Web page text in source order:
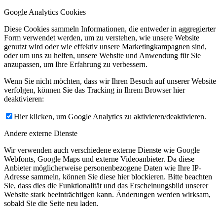
Google Analytics Cookies
Diese Cookies sammeln Informationen, die entweder in aggregierter
Form verwendet werden, um zu verstehen, wie unsere Website
genutzt wird oder wie effektiv unsere Marketingkampagnen sind,
oder um uns zu helfen, unsere Website und Anwendung für Sie
anzupassen, um Ihre Erfahrung zu verbessern.
Wenn Sie nicht möchten, dass wir Ihren Besuch auf unserer Website
verfolgen, können Sie das Tracking in Ihrem Browser hier
deaktivieren:
Hier klicken, um Google Analytics zu aktivieren/deaktivieren.
Andere externe Dienste
Wir verwenden auch verschiedene externe Dienste wie Google
Webfonts, Google Maps und externe Videoanbieter. Da diese
Anbieter möglicherweise personenbezogene Daten wie Ihre IP-
Adresse sammeln, können Sie diese hier blockieren. Bitte beachten
Sie, dass dies die Funktionalität und das Erscheinungsbild unserer
Website stark beeinträchtigen kann. Änderungen werden wirksam,
sobald Sie die Seite neu laden.